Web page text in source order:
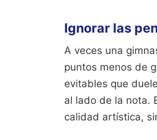
Ignorar las
A veces una
puntos menos de
evitables que
al lado de la nota.
calidad artística,